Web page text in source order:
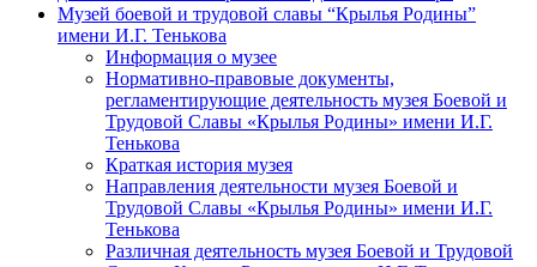
Музей боевой и трудовой славы “Крылья Родины”
имени И.Г. Тенькова
Информация о музее
Нормативно-правовые документы,
регламентирующие деятельность музея Боевой и
Трудовой Славы «Крылья Родины» имени И.Г.
Тенькова
Краткая история музея
Направления деятельности музея Боевой и
Трудовой Славы «Крылья Родины» имени И.Г.
Тенькова
Различная деятельность музея Боевой и Трудовой